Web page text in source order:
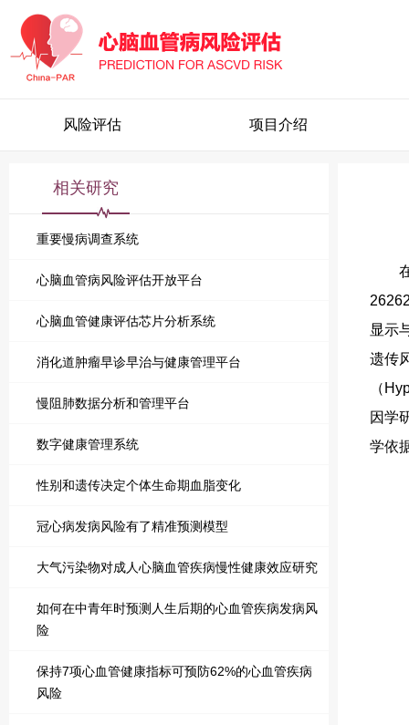
风险评估 项目介绍
相关研究
重要慢病调查系统
心脑血管病风险评估开放平台
心脑血管健康评估芯片分析系统
消化道肿瘤早诊早治与健康管理平台
慢阻肺数据分析和管理平台
数字健康管理系统
性别和遗传决定个体生命期血脂变化
冠心病发病风险有了精准预测模型
大气污染物对成人心脑血管疾病慢性健康效应研究
如何在中青年时预测人生后期的心血管疾病发病风
险
保持7项心血管健康指标可预防62%的心血管疾病
风险
显示
遗传
（
因学
学依